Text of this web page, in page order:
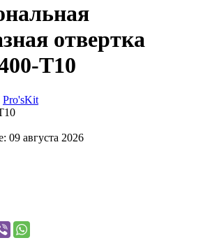
отвертка
T10
Pro'sKit
09 августа 2026